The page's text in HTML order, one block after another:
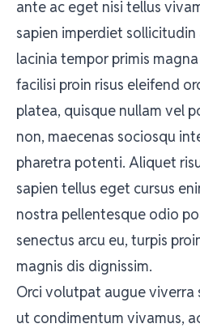
ante ac eget nisi tellus
sapien imperdiet
lacinia tempor primis
facilisi proin risus eleifend
platea, quisque nullam vel
non, maecenas sociosqu
pharetra potenti. Aliquet
sapien tellus eget cursus
nostra pellentesque odio
senectus arcu eu, turpis
magnis dis dignissim.
Orci volutpat augue viverra
ut condimentum vivamus,